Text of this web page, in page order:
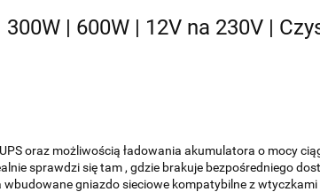
| 600W | 12V na 230V |
oraz możliwością ładowania akumulatora o mocy
sprawdzi się tam , gdzie brakuje bezpośredniego
gniazdo sieciowe kompatybilne z wtyczkami